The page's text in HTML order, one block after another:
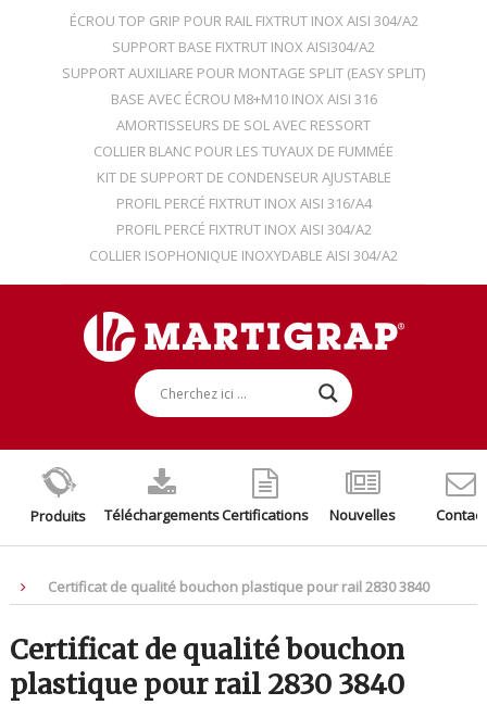
ÉCROU TOP GRIP POUR RAIL FIXTRUT INOX AISI 304/A2
SUPPORT BASE FIXTRUT INOX AISI304/A2
SUPPORT AUXILIARE POUR MONTAGE SPLIT (EASY SPLIT)
BASE AVEC ÉCROU M8+M10 INOX AISI 316
AMORTISSEURS DE SOL AVEC RESSORT
COLLIER BLANC POUR LES TUYAUX DE FUMMÉE
KIT DE SUPPORT DE CONDENSEUR AJUSTABLE
PROFIL PERCÉ FIXTRUT INOX AISI 316/A4
PROFIL PERCÉ FIXTRUT INOX AISI 304/A2
COLLIER ISOPHONIQUE INOXYDABLE AISI 304/A2
Produits TéléchargementsCertifications Nouvelles Contact
Certificat de qualité bouchon plastique pour rail 2830 3840
Certificat de qualité bouchon
plastique pour rail 2830 3840